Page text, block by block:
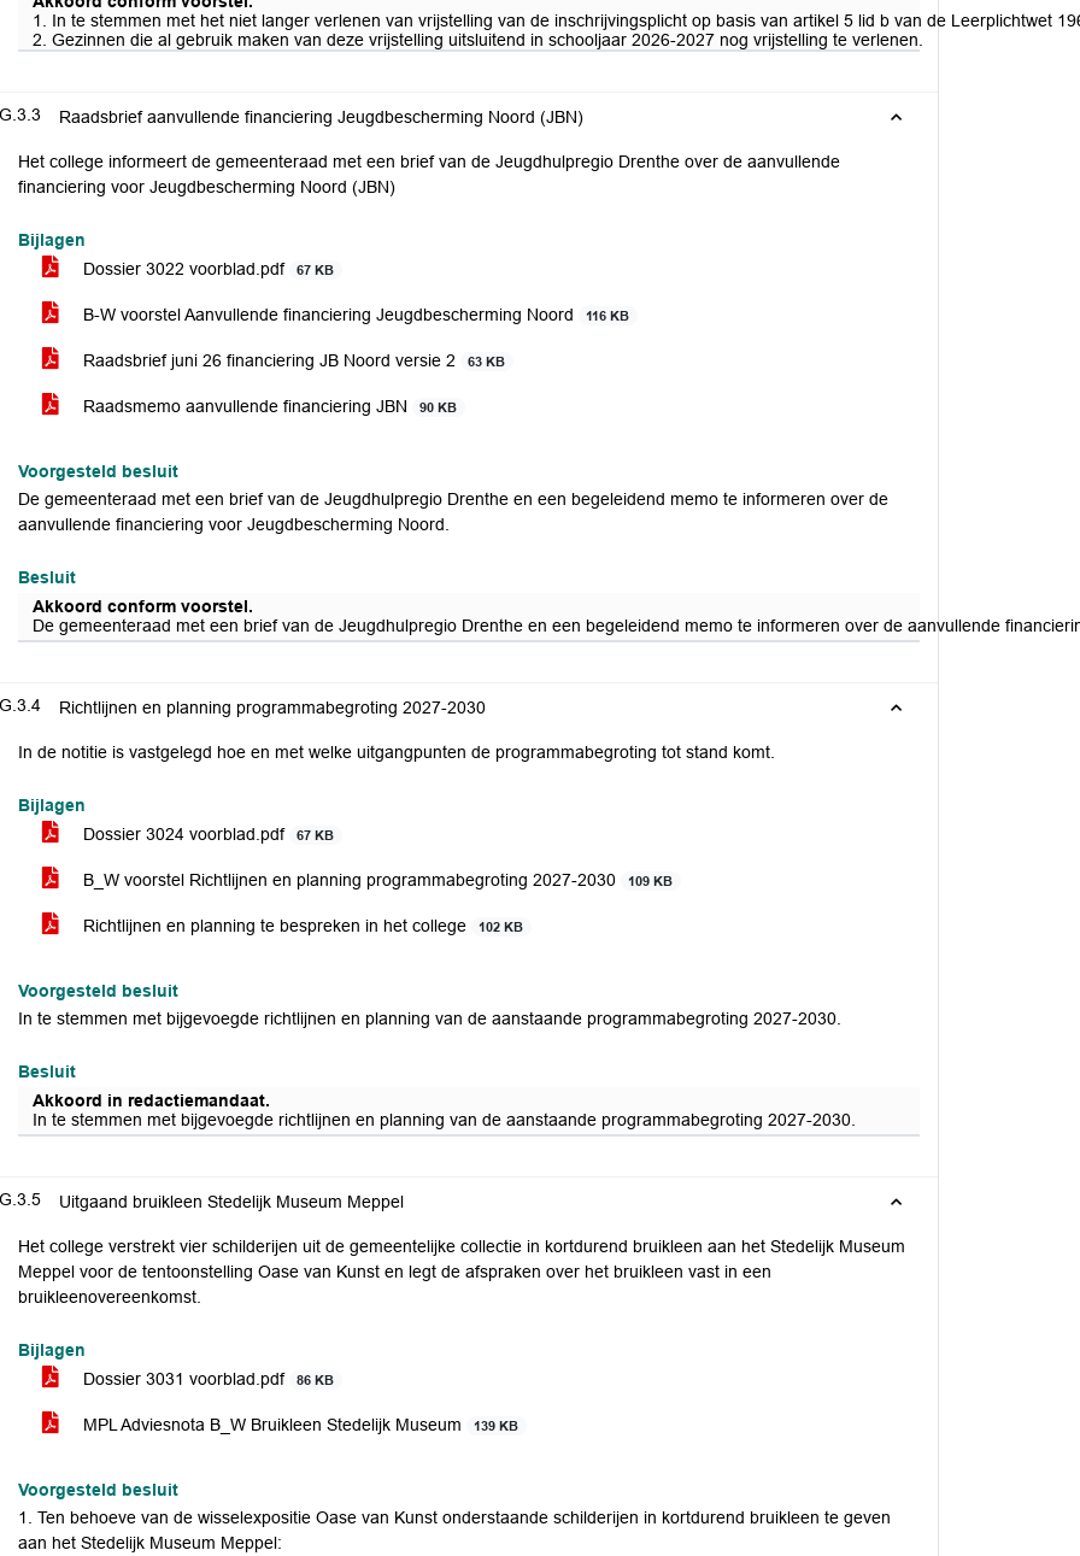
1. In te stemmen met het niet langer verlenen van vrijstelling van de inschrijvingsplicht op basis van artikel 5 lid b van de Leerplichtwet
2. Gezinnen die al gebruik maken van deze vrijstelling uitsluitend in schooljaar 2026-2027 nog vrijstelling te verlenen.
Raadsbrief aanvullende financiering Jeugdbescherming Noord (JBN)
Het college informeert de gemeenteraad met een brief van de Jeugdhulpregio Drenthe over de aanvullende
financiering voor Jeugdbescherming Noord (JBN)
Bijlagen
Dossier 3022 voorblad.pdf
67 KB
B-W voorstel Aanvullende financiering Jeugdbescherming Noord 116 KB
Raadsbrief juni 26 financiering JB Noord versie 2 63 KB
Raadsmemo aanvullende financiering JBN 90 KB
Voorgesteld besluit
De gemeenteraad met een brief van de Jeugdhulpregio Drenthe en een begeleidend memo te informeren over de
aanvullende financiering voor Jeugdbescherming Noord.
Besluit
Akkoord conform voorstel.
De gemeenteraad met een brief van de Jeugdhulpregio Drenthe en een begeleidend memo te informeren over de aanvullende
Richtlijnen en planning programmabegroting 2027-2030
In de notitie is vastgelegd hoe en met welke uitgangpunten de programmabegroting tot stand komt.
Bijlagen
Dossier 3024 voorblad.pdf
67 KB
B_W voorstel Richtlijnen en planning programmabegroting 2027-2030 109 KB
Richtlijnen en planning te bespreken in het college 102 KB
Voorgesteld besluit
In te stemmen met bijgevoegde richtlijnen en planning van de aanstaande programmabegroting 2027-2030.
Besluit
Akkoord in redactiemandaat.
In te stemmen met bijgevoegde richtlijnen en planning van de aanstaande programmabegroting 2027-2030.
Uitgaand bruikleen Stedelijk Museum Meppel
Het college verstrekt vier schilderijen uit de gemeentelijke collectie in kortdurend bruikleen aan het Stedelijk Museum
Meppel voor de tentoonstelling Oase van Kunst en legt de afspraken over het bruikleen vast in een
bruikleenovereenkomst.
Bijlagen
Dossier 3031 voorblad.pdf
86 KB
MPL Adviesnota B_W Bruikleen Stedelijk Museum 139 KB
Voorgesteld besluit
1. Ten behoeve van de wisselexpositie Oase van Kunst onderstaande schilderijen in kortdurend bruikleen te geven
aan het Stedelijk Museum Meppel: